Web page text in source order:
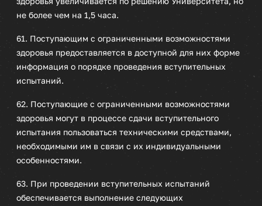
не более чем на 1,5 часа.
61. Поступающим с ограниченными возможностями
здоровья предоставляется в доступной для них форме
информация о порядке проведения вступительных
испытаний.
62. Поступающие с ограниченными возможностями
здоровья могут в процессе сдачи вступительного
испытания пользоваться техническими средствами,
необходимыми им в связи с их индивидуальными
особенностями.
63. При проведении вступительных испытаний
обеспечивается выполнение следующих